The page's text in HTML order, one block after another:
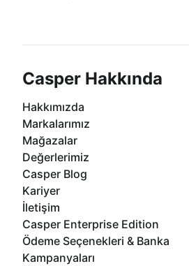
Casper Hakkında
Hakkımızda
Markalarımız
Mağazalar
Değerlerimiz
Casper Blog
Kariyer
İletişim
Casper Enterprise Edition
Ödeme Seçenekleri & Banka
Kampanyaları